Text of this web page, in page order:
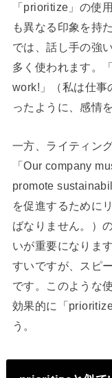
「prioritize」の使
も異なる印象を持
では、話し手の強
多く使われます。
work!」（私は仕事
ったように、感情
一方、ライティン
「Our company
promote
を促進するために
ばなりません。）
いが重要になりま
すいですが、スピ
です。このような
効果的に「
う。